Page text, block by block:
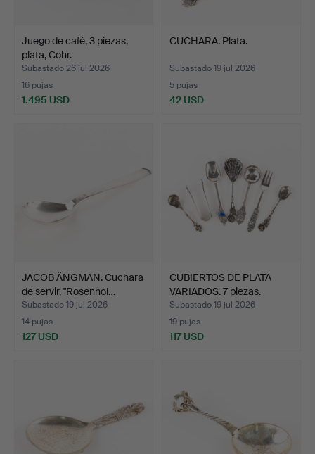
Juego de café, 3 piezas,
plata, Cohr.
Subastado 26 jul 2026
16 pujas
1.495 USD
CUCHARA. Plata.
Subastado 19 jul 2026
5 pujas
42 USD
JACOB ÄNGMAN. Cuchara
de servir, "Rosenhol…
Subastado 19 jul 2026
14 pujas
127 USD
CUBIERTOS DE PLATA
VARIADOS. 7 piezas.
Subastado 19 jul 2026
19 pujas
117 USD